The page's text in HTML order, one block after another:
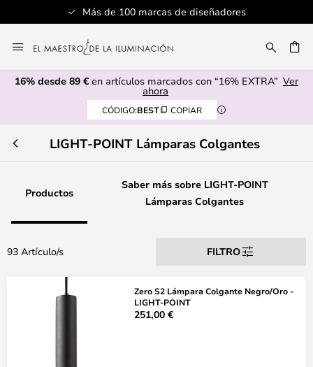
Más de 100 marcas de diseñadores
al
contenido
16% desde 89 € en artículos marcados con “16% EXTRA” Ver
ahora
CÓDIGO:BEST COPIAR
LIGHT-POINT Lámparas Colgantes
Productos
Saber más sobre LIGHT-POINT
Lámparas Colgantes
93 Artículo/s FILTRO
Zero S2 Lámpara Colgante Negro/Oro -
LIGHT-POINT
251,00 €